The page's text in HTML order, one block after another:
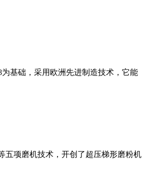
基础，采用欧洲先进制造技术，它能
五项磨机技术，开创了超压梯形磨粉机